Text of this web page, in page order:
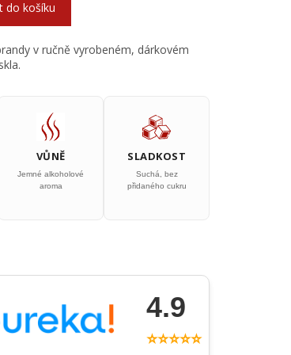
do košíku
v ručně vyrobeném, dárkovém
VŮNĚ
Jemné alkoholové
aroma
SLADKOST
Suchá, bez
přidaného cukru
4.9
⭐⭐⭐⭐⭐